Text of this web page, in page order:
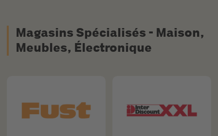
Magasins Spécialisés - Maison,
Meubles, Électronique